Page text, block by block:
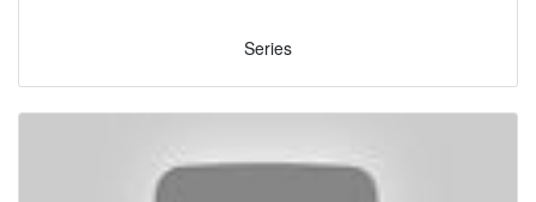
Series